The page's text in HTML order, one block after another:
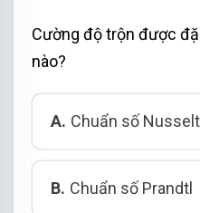
Cường độ trộn được
nào?
A. Chuẩn số Nusselt
B. Chuẩn số Prandtl